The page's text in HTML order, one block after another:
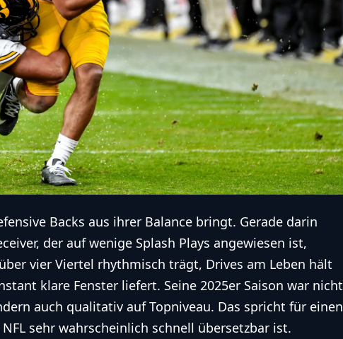
Backs aus ihrer Balance bringt. Gerade darin
der auf wenige Splash Plays angewiesen ist,
vier Viertel rhythmisch trägt, Drives am Leben hält
klare Fenster liefert. Seine 2025er Saison war nicht
auch qualitativ auf Topniveau. Das spricht für einen
NFL sehr wahrscheinlich schnell übersetzbar ist.